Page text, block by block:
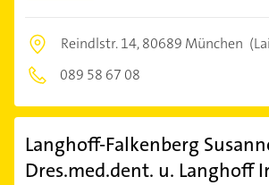
Reindlstr. 14,80689 München
089 58 67 08
Langhoff-Falkenberg
Dres.med.dent. u. Langhoff